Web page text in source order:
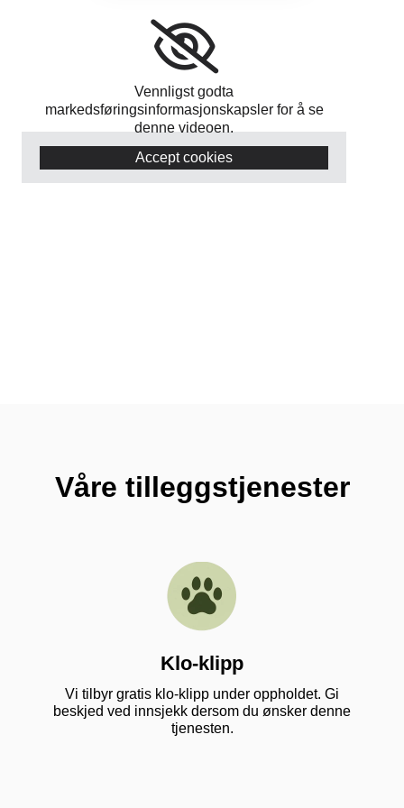
Vennligst godta
markedsføringsinformasjonskapsler for å se
denne videoen.
Accept cookies
Våre tilleggstjenester
Klo-klipp
Vi tilbyr gratis klo-klipp under oppholdet. Gi
beskjed ved innsjekk dersom du ønsker denne
tjenesten.